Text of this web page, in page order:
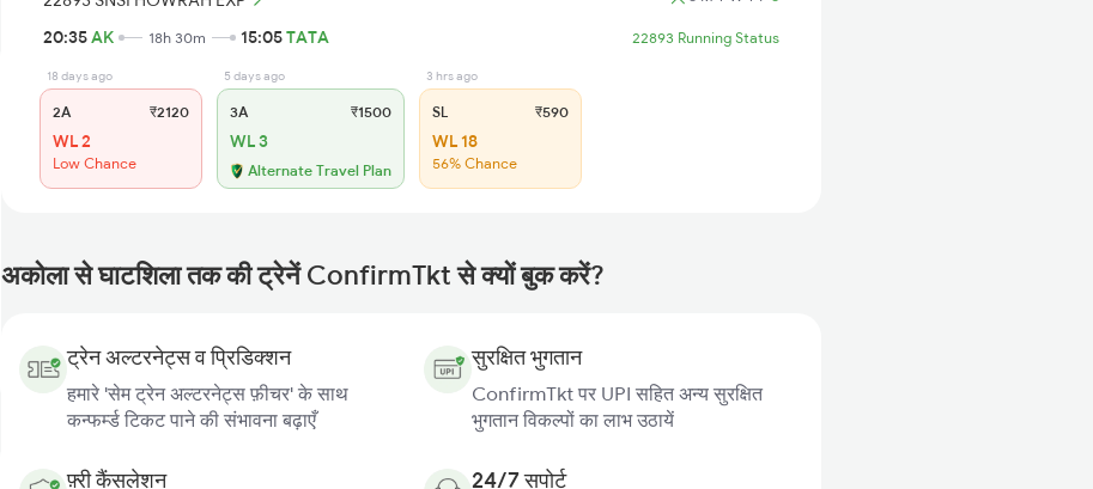
20:35AK 18h 30m 15:05TATA 22893 Running Status
18 days ago
2A ₹2120
WL 2
Low Chance
5 days ago
3A ₹1500
WL 3
Alternate Travel Plan
3 hrs ago
SL ₹590
WL 18
56% Chance
अकोला से घाटशिला तक की ट्रेनें ConfirmTkt से क्यों बुक करें?
ट्रेन अल्टरनेट्स व प्रिडिक्शन
हमारे 'सेम ट्रेन अल्टरनेट्स फ़ीचर' के साथ
कन्फर्म्ड टिकट पाने की संभावना बढ़ाएँ
सुरक्षित भुगतान
ConfirmTkt पर UPI सहित अन्य सुरक्षित
भुगतान विकल्पों का लाभ उठायें
फ़्री कैंसलेशन 24/7 सपोर्ट